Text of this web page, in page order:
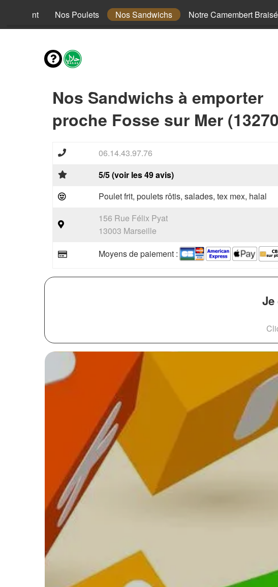
Enfant Nos Poulets Nos Sandwichs Notre Camembert Braisé
Nos Sandwichs à emporter
proche Fosse sur Mer
06.14.43.97.76
5/5 (voir les 49 avis)
Poulet frit, poulets rôtis, salades, tex mex, halal
156 Rue Félix Pyat
13003 Marseille
Moyens de paiement :
Je